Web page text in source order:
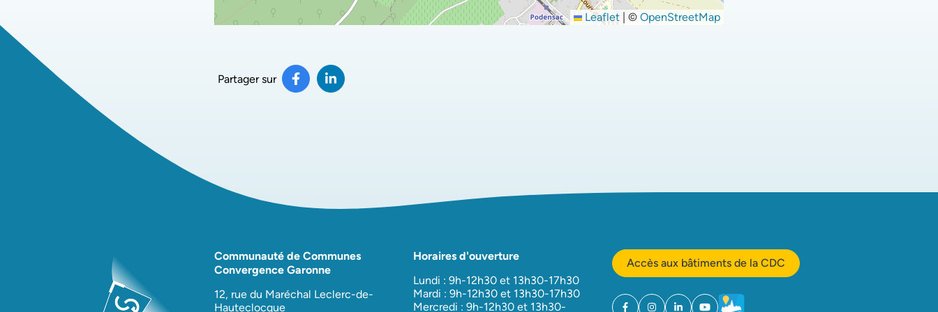
Leaflet | © OpenStreetMap
Partager sur Partager sur Facebook
(ouverture dans un nouvel onglet)
Partager sur LinkedIn
(ouverture dans un nouvel onglet)
Communauté de Communes
Convergence Garonne
12, rue du Maréchal Leclerc-de-
Hauteclocque
Horaires d'ouverture
Lundi : 9h-12h30 et 13h30-17h30
Mardi : 9h-12h30 et 13h30-17h30
Mercredi : 9h-12h30 et 13h30-
Accès aux bâtiments de la CDC